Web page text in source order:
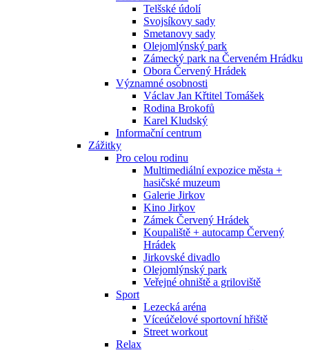
Telšské údolí
Svojsíkovy sady
Smetanovy sady
Olejomlýnský park
Zámecký park na Červeném Hrádku
Obora Červený Hrádek
Významné osobnosti
Václav Jan Křtitel Tomášek
Rodina Brokofů
Karel Kludský
Informační centrum
Zážitky
Pro celou rodinu
Multimediální expozice města +
hasičské muzeum
Galerie Jirkov
Kino Jirkov
Zámek Červený Hrádek
Koupaliště + autocamp Červený
Hrádek
Jirkovské divadlo
Olejomlýnský park
Veřejné ohniště a griloviště
Sport
Lezecká aréna
Víceúčelové sportovní hřiště
Street workout
Relax